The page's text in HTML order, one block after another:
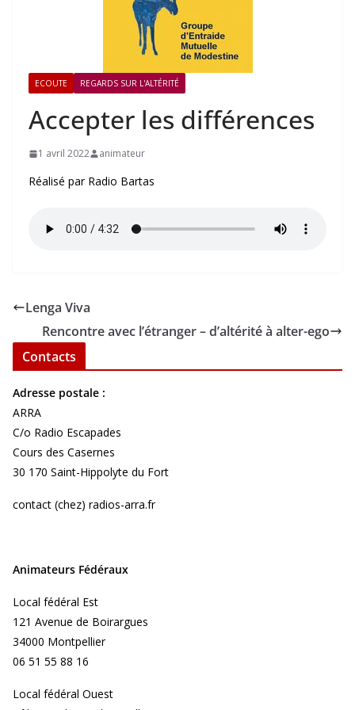
ECOUTE REGARDS SUR L'ALTÉRITÉ
Accepter les différences
1 avril 2022 animateur
Réalisé par Radio Bartas
Lenga Viva
Rencontre avec l’étranger – d’altérité à alter-ego
Contacts
Adresse postale :
ARRA
C/o Radio Escapades
Cours des Casernes
30 170 Saint-Hippolyte du Fort
contact (chez) radios-arra.fr
Animateurs Fédéraux
Local fédéral Est
121 Avenue de Boirargues
34000 Montpellier
06 51 55 88 16
Local fédéral Ouest